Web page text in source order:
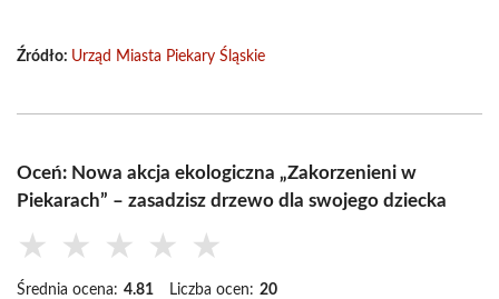
Źródło: Urząd Miasta Piekary Śląskie
Oceń: Nowa akcja ekologiczna „Zakorzenieni w
Piekarach” – zasadzisz drzewo dla swojego dziecka
★ ★ ★ ★ ★
Średnia ocena: 4.81 Liczba ocen: 20